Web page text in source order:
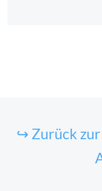
↪ Zurück